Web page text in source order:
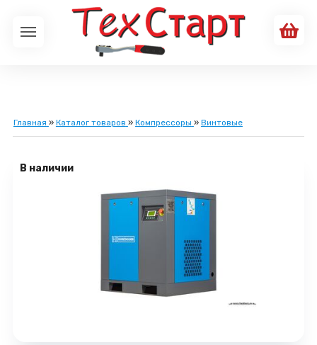
Главная » Каталог товаров » Компрессоры » Винтовые
В наличии